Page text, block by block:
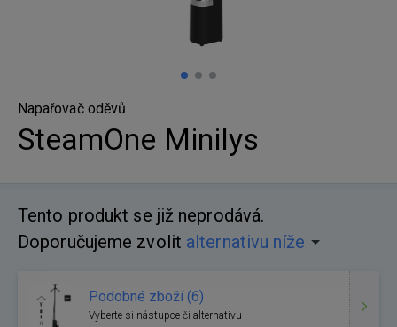
Napařovač oděvů
SteamOne Minilys
Tento produkt se již neprodává.
Doporučujeme zvolit alternativu níže
Podobné zboží (6)
Vyberte si nástupce či alternativu